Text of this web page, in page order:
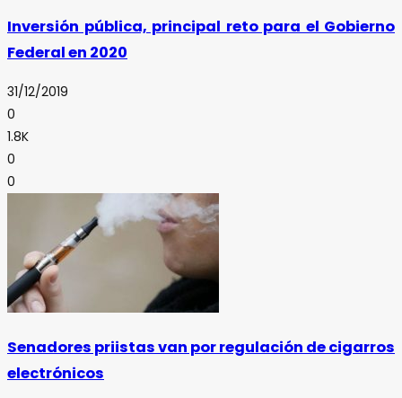
Inversión pública, principal reto para el Gobierno
Federal en 2020
31/12/2019
0
1.8K
0
0
Senadores priistas van por regulación de cigarros
electrónicos